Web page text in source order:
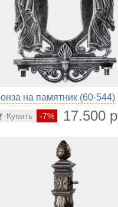
на памятник (60-544)
-7% 17.500
Купить